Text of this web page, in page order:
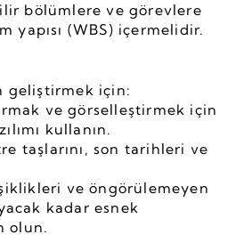
bölümlere ve görevlere
yapısı (WBS) içermelidir.
geliştirmek için:
ve görselleştirmek için
kullanın.
taşlarını, son tarihleri ve
ve öngörülemeyen
kadar esnek
olun.